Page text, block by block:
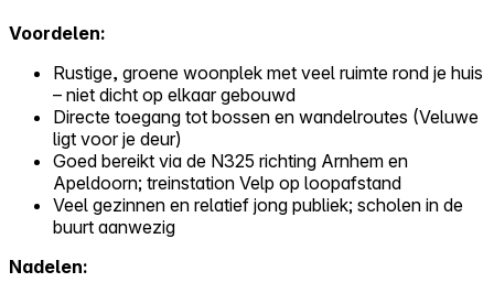
Voordelen:
Rustige, groene woonplek met veel ruimte rond je huis
– niet dicht op elkaar gebouwd
Directe toegang tot bossen en wandelroutes (Veluwe
ligt voor je deur)
Goed bereikt via de N325 richting Arnhem en
Apeldoorn; treinstation Velp op loopafstand
Veel gezinnen en relatief jong publiek; scholen in de
buurt aanwezig
Nadelen: